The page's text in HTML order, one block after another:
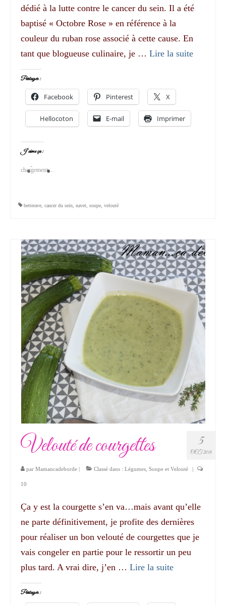
dédié à la lutte contre le cancer du sein. Il a été
baptisé « Octobre Rose » en référence à la
couleur du ruban rose associé à cette cause. En
tant que blogueuse culinaire, je … Lire la suite­­
Partager :
Facebook Pinterest X
Hellocoton E-mail Imprimer
J’aime ça :
chargement…
betterave cancer du sein navet soupe velouté
5
OCT 2018
Velouté de courgettes
par Mamancadeborde | Classé dans : Légumes Soupe et Velouté |
10
Ça y est la courgette s’en va…mais avant qu’elle
ne parte définitivement, je profite des dernières
pour réaliser un bon velouté de courgettes que je
vais congeler en partie pour le ressortir un peu
plus tard. A vrai dire, j’en … Lire la suite­­
Partager :